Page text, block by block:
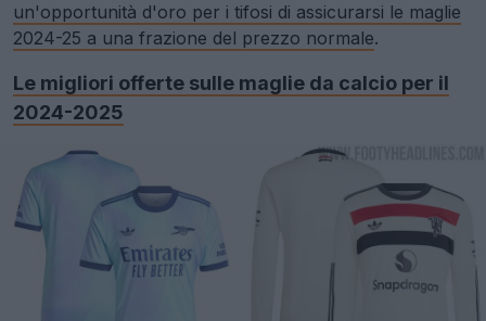
un'opportunità d'oro per i tifosi di assicurarsi le maglie
2024-25 a una frazione del prezzo normale.
Le migliori offerte sulle maglie da calcio per il
2024-2025